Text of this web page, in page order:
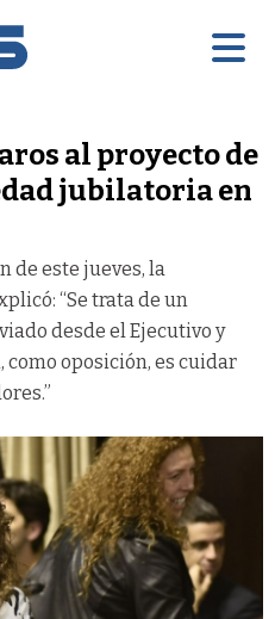
al proyecto de
jubilatoria en
de este jueves, la
“Se trata de un
desde el Ejecutivo y
oposición, es cuidar